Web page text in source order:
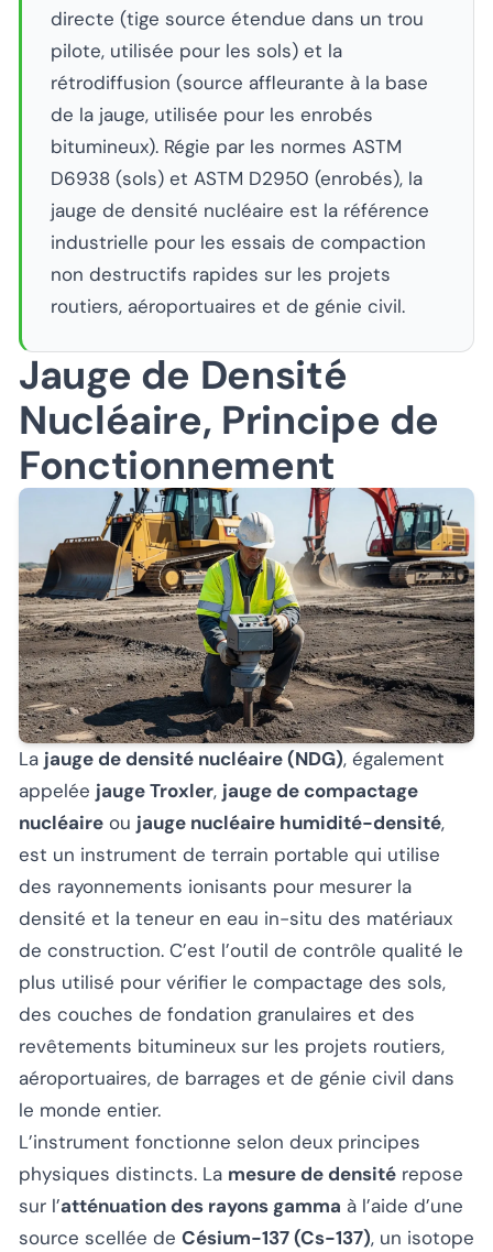
directe (tige source étendue dans un trou
pilote, utilisée pour les sols) et la
rétrodiffusion (source affleurante à la base
de la jauge, utilisée pour les enrobés
bitumineux). Régie par les normes ASTM
D6938 (sols) et ASTM D2950 (enrobés), la
jauge de densité nucléaire est la référence
industrielle pour les essais de compaction
non destructifs rapides sur les projets
routiers, aéroportuaires et de génie civil.
Jauge de Densité
Nucléaire, Principe de
Fonctionnement
La jauge de densité nucléaire (NDG), également
appelée jauge Troxler, jauge de compactage
nucléaire ou jauge nucléaire humidité-densité,
est un instrument de terrain portable qui utilise
des rayonnements ionisants pour mesurer la
densité et la teneur en eau in-situ des matériaux
de construction. C’est l’outil de contrôle qualité le
plus utilisé pour vérifier le compactage des sols,
des couches de fondation granulaires et des
revêtements bitumineux sur les projets routiers,
aéroportuaires, de barrages et de génie civil dans
le monde entier.
L’instrument fonctionne selon deux principes
physiques distincts. La mesure de densité repose
sur l’atténuation des rayons gamma à l’aide d’une
source scellée de Césium-137 (Cs-137), un isotope